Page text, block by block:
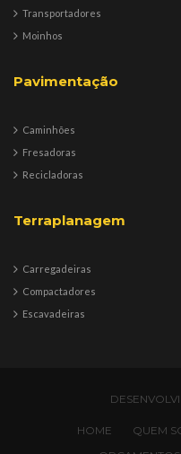
Transportadores
Moinhos
Pavimentação
Caminhões
Fresadoras
Recicladoras
Terraplanagem
Carregadeiras
Compactadores
Escavadeiras
HOME QUEM